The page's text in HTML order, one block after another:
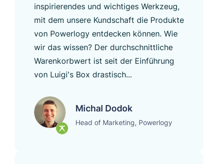
inspirierendes und wichtiges Werkzeug,
mit dem unsere Kundschaft die Produkte
von Powerlogy entdecken können. Wie
wir das wissen? Der durchschnittliche
Warenkorbwert ist seit der Einführung
von Luigi's Box drastisch...
Michal Dodok
Head of Marketing, Powerlogy